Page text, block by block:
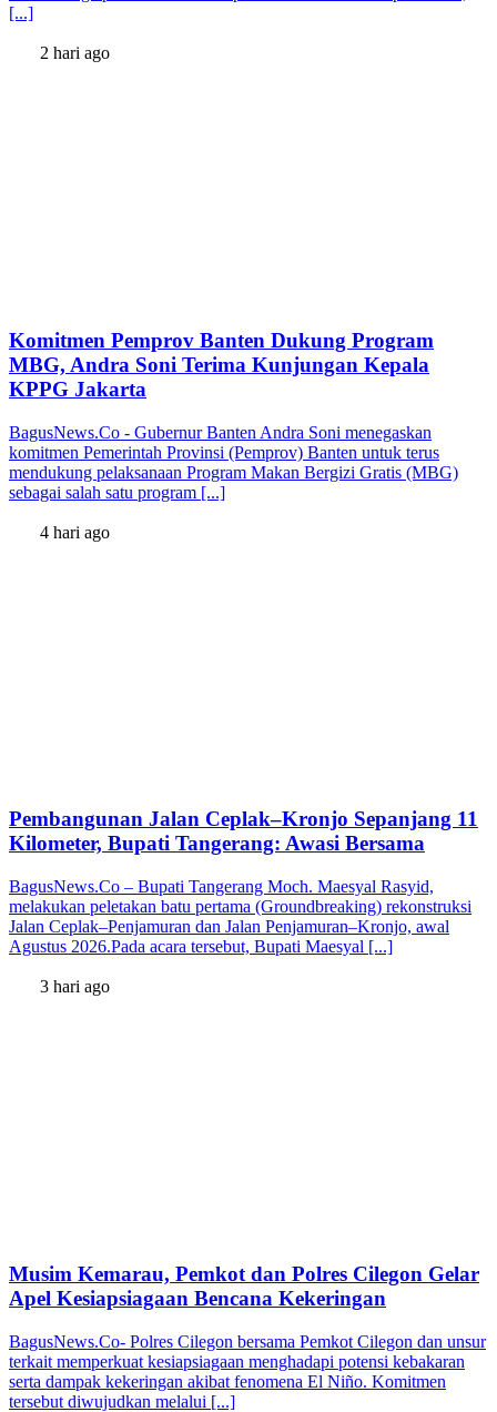
[...]
2 hari ago
Komitmen Pemprov Banten Dukung Program
MBG, Andra Soni Terima Kunjungan Kepala
KPPG Jakarta
BagusNews.Co - Gubernur Banten Andra Soni menegaskan
komitmen Pemerintah Provinsi (Pemprov) Banten untuk terus
mendukung pelaksanaan Program Makan Bergizi Gratis (MBG)
sebagai salah satu program [...]
4 hari ago
Pembangunan Jalan Ceplak–Kronjo Sepanjang 11
Kilometer, Bupati Tangerang: Awasi Bersama
BagusNews.Co – Bupati Tangerang Moch. Maesyal Rasyid,
melakukan peletakan batu pertama (Groundbreaking) rekonstruksi
Jalan Ceplak–Penjamuran dan Jalan Penjamuran–Kronjo, awal
Agustus 2026.Pada acara tersebut, Bupati Maesyal [...]
3 hari ago
Musim Kemarau, Pemkot dan Polres Cilegon Gelar
Apel Kesiapsiagaan Bencana Kekeringan
BagusNews.Co- Polres Cilegon bersama Pemkot Cilegon dan unsur
terkait memperkuat kesiapsiagaan menghadapi potensi kebakaran
serta dampak kekeringan akibat fenomena El Niño. Komitmen
tersebut diwujudkan melalui [...]